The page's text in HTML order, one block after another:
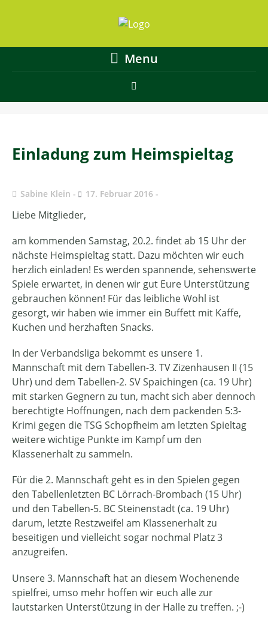
Menu
Einladung zum Heimspieltag
Sabine Klein 17. Februar 2016
Liebe Mitglieder,
am kommenden Samstag, 20.2. findet ab 15 Uhr der
nächste Heimspieltag statt. Dazu möchten wir euch
herzlich einladen! Es werden spannende, sehenswerte
Spiele erwartet, in denen wir gut Eure Unterstützung
gebrauchen können! Für das leibliche Wohl ist
gesorgt, wir haben wie immer ein Buffett mit Kaffe,
Kuchen und herzhaften Snacks.
In der Verbandsliga bekommt es unsere 1.
Mannschaft mit dem Tabellen-3. TV Zizenhausen II (15
Uhr) und dem Tabellen-2. SV Spaichingen (ca. 19 Uhr)
mit starken Gegnern zu tun, macht sich aber dennoch
berechtigte Hoffnungen, nach dem packenden 5:3-
Krimi gegen die TSG Schopfheim am letzten Spieltag
weitere wichtige Punkte im Kampf um den
Klassenerhalt zu sammeln.
Für die 2. Mannschaft geht es in den Spielen gegen
den Tabellenletzten BC Lörrach-Brombach (15 Uhr)
und den Tabellen-5. BC Steinenstadt (ca. 19 Uhr)
darum, letzte Restzweifel am Klassenerhalt zu
beseitigen und vielleicht sogar nochmal Platz 3
anzugreifen.
Unsere 3. Mannschaft hat an diesem Wochenende
spielfrei, umso mehr hoffen wir euch alle zur
lautstarken Unterstützung in der Halle zu treffen. ;-)